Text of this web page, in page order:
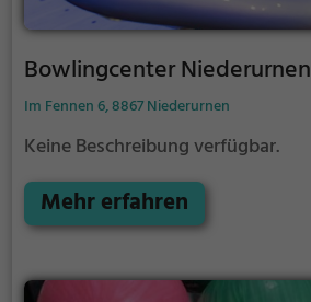
Bowlingcenter Niederurnen
Im Fennen 6, 8867 Niederurnen
Keine Beschreibung verfügbar.
Mehr erfahren